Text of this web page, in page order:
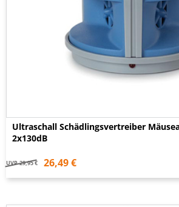
Ultraschall Schädlingsvertreiber
2x130dB
UVP 29,95 € 26,49 €